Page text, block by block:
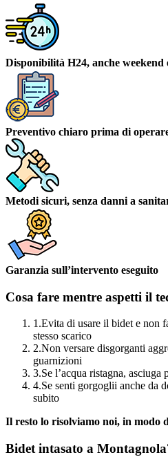
Disponibilità H24, anche weekend
Preventivo chiaro prima di
Metodi sicuri, senza danni a
Garanzia sull’intervento eseguito
Cosa fare mentre aspetti il
1.Evita di usare il bidet e non
stesso scarico
2.Non versare disgorganti
guarnizioni
3.Se l’acqua ristagna, asciuga
4.Se senti gorgoglii anche da
subito
Il resto lo risolviamo noi, in modo
Bidet intasato a